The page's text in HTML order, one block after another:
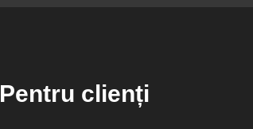
Pentru clienți